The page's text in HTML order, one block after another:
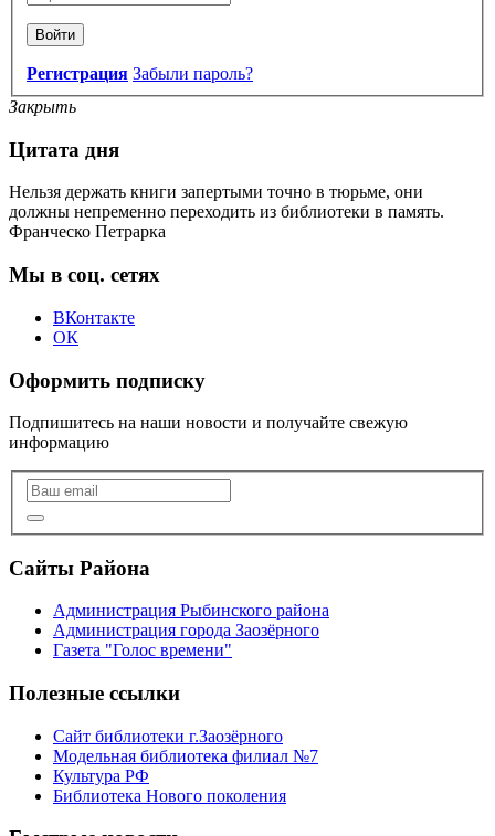
Войти
Регистрация Забыли пароль?
Закрыть
Цитата дня
Нельзя держать книги запертыми точно в тюрьме, они
должны непременно переходить из библиотеки в память.
Франческо Петрарка
Мы в соц. сетях
ВКонтакте
ОК
Оформить подписку
Подпишитесь на наши новости и получайте свежую
информацию
Сайты Района
Администрация Рыбинского района
Администрация города Заозёрного
Газета "Голос времени"
Полезные ссылки
Сайт библиотеки г.Заозёрного
Модельная библиотека филиал №7
Культура РФ
Библиотека Нового поколения